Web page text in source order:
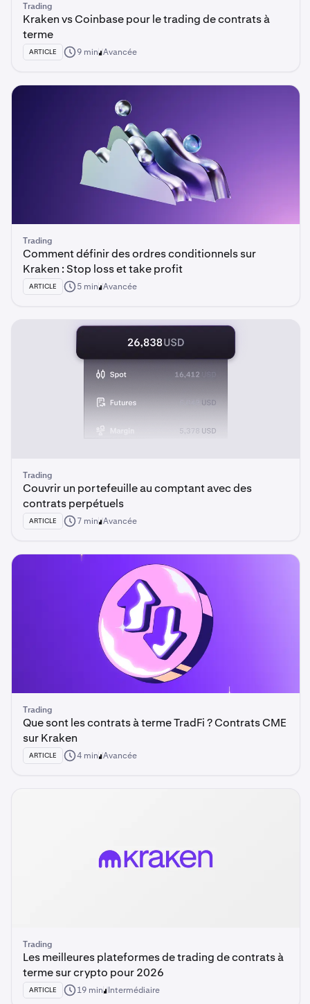
Trading
Kraken vs Coinbase pour le trading de contrats à
terme
ARTICLE 9 min Avancée
Trading
Comment définir des ordres conditionnels sur
Kraken : Stop loss et take profit
ARTICLE 5 min Avancée
Trading
Couvrir un portefeuille au comptant avec des
contrats perpétuels
ARTICLE 7 min Avancée
Trading
Que sont les contrats à terme TradFi ? Contrats CME
sur Kraken
ARTICLE 4 min Avancée
Trading
Les meilleures plateformes de trading de contrats à
terme sur crypto pour 2026
ARTICLE 19 min Intermédiaire